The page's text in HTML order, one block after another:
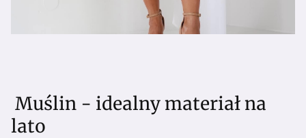
Muślin - idealny materiał na
lato